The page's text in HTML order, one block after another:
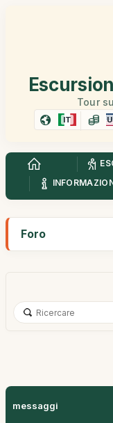
Tour
IT
Foro
messaggi